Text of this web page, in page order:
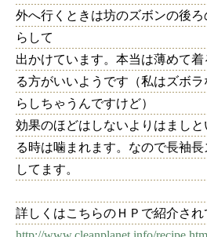
外へ行くときは坊のズボンの後
らして
出かけています。本当は薄めて
る方がいいようです（私はズボ
らしちゃうんですけど）
効果のほどはしないよりはまし
る時は噛まれます。なので長袖
してます。
詳しくはこちらのＨＰで紹介され